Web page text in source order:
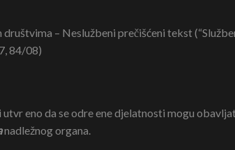
– Neslužbeni prečišćeni tekst
84/08)
eno da se odre ene djelatnosti mogu
nadležnog organa.